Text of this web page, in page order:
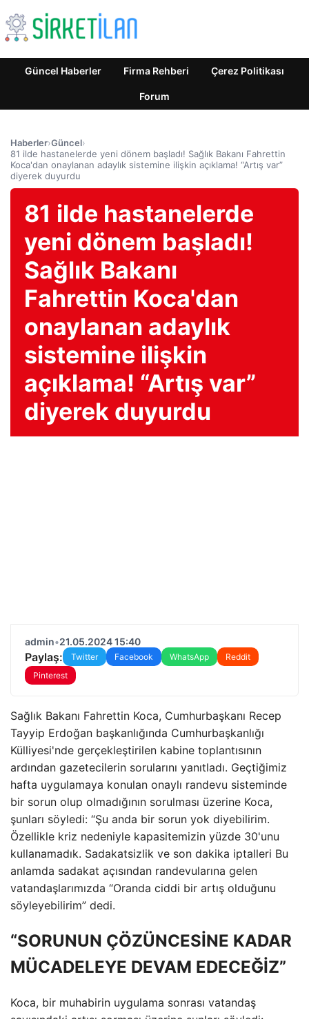
Güncel Haberler Firma Rehberi Çerez Politikası
Forum
Haberler›Güncel›
81 ilde hastanelerde yeni dönem başladı! Sağlık Bakanı Fahrettin
Koca'dan onaylanan adaylık sistemine ilişkin açıklama! “Artış var”
diyerek duyurdu
81 ilde hastanelerde
yeni dönem başladı!
Sağlık Bakanı
Fahrettin Koca'dan
onaylanan adaylık
sistemine ilişkin
açıklama! “Artış var”
diyerek duyurdu
admin•21.05.2024 15:40
Paylaş: Twitter Facebook WhatsApp
Reddit
Pinterest
Sağlık Bakanı Fahrettin Koca, Cumhurbaşkanı Recep
Tayyip Erdoğan başkanlığında Cumhurbaşkanlığı
Külliyesi'nde gerçekleştirilen kabine toplantısının
ardından gazetecilerin sorularını yanıtladı. Geçtiğimiz
hafta uygulamaya konulan onaylı randevu sisteminde
bir sorun olup olmadığının sorulması üzerine Koca,
şunları söyledi: “Şu anda bir sorun yok diyebilirim.
Özellikle kriz nedeniyle kapasitemizin yüzde 30'unu
kullanamadık. Sadakatsizlik ve son dakika iptalleri Bu
anlamda sadakat açısından randevularına gelen
vatandaşlarımızda “Oranda ciddi bir artış olduğunu
söyleyebilirim” dedi.
“SORUNUN ÇÖZÜNCESİNE KADAR
MÜCADELEYE DEVAM EDECEĞİZ”
Koca, bir muhabirin uygulama sonrası vatandaş